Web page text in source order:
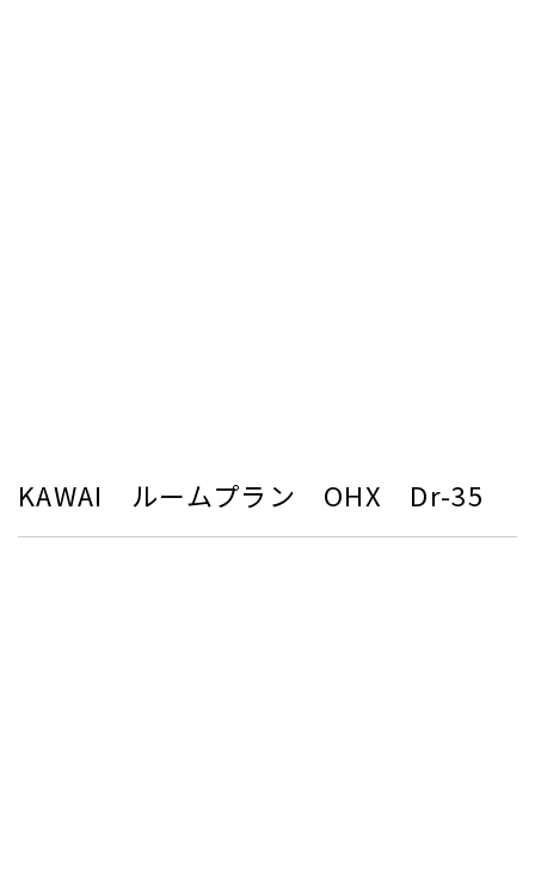
KAWAI ルームプラン OHX Dr-35